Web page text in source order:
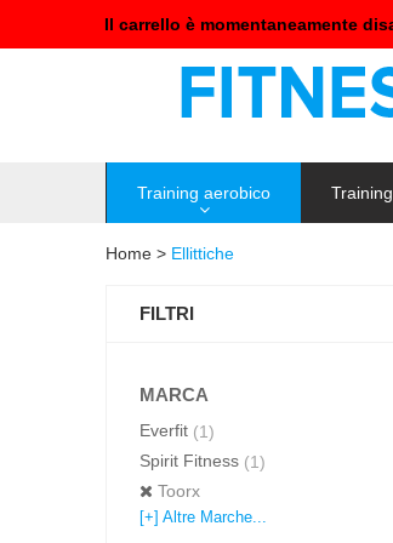
Il carrello è momentaneamente
Training aerobico
Home > Ellittiche
FILTRI
MARCA
Everfit (1)
Spirit Fitness (1)
Toorx
[+] Altre Marche...